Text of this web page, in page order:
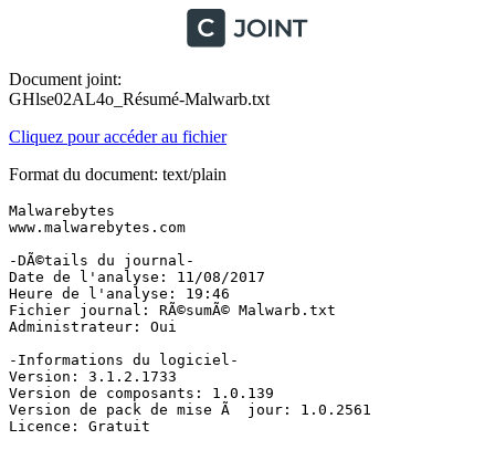
Document joint:
GHlse02AL4o_Résumé-Malwarb.txt
Cliquez pour accéder au fichier
Format du document: text/plain
Malwarebytes
www.malwarebytes.com
-DÃ©tails du journal-
Date de l'analyse: 11/08/2017
Heure de l'analyse: 19:46
Fichier journal: RÃ©sumÃ© Malwarb.txt
Administrateur: Oui
-Informations du logiciel-
Version: 3.1.2.1733
Version de composants: 1.0.139
Version de pack de mise Ã  jour: 1.0.2561
Licence: Gratuit